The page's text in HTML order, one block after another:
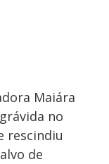
Maiára
no
rescindiu
de